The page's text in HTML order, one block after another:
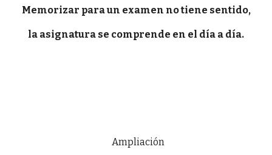
Memorizar para un examen no tiene sentido,
la asignatura se comprende en el día a día.
Ampliación